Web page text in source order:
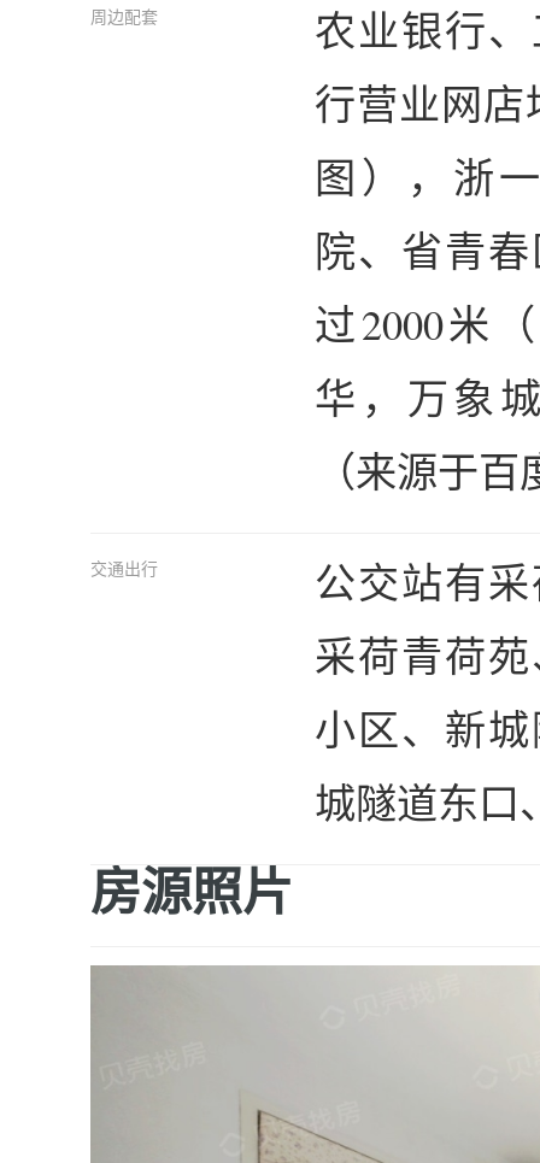
周边配套
农业银行
行营业网店
图），浙
院、省青
过2000米
华，万象
（来源于
交通出行
公交站有
采荷青荷
小区、新
城隧道东口
房源照片